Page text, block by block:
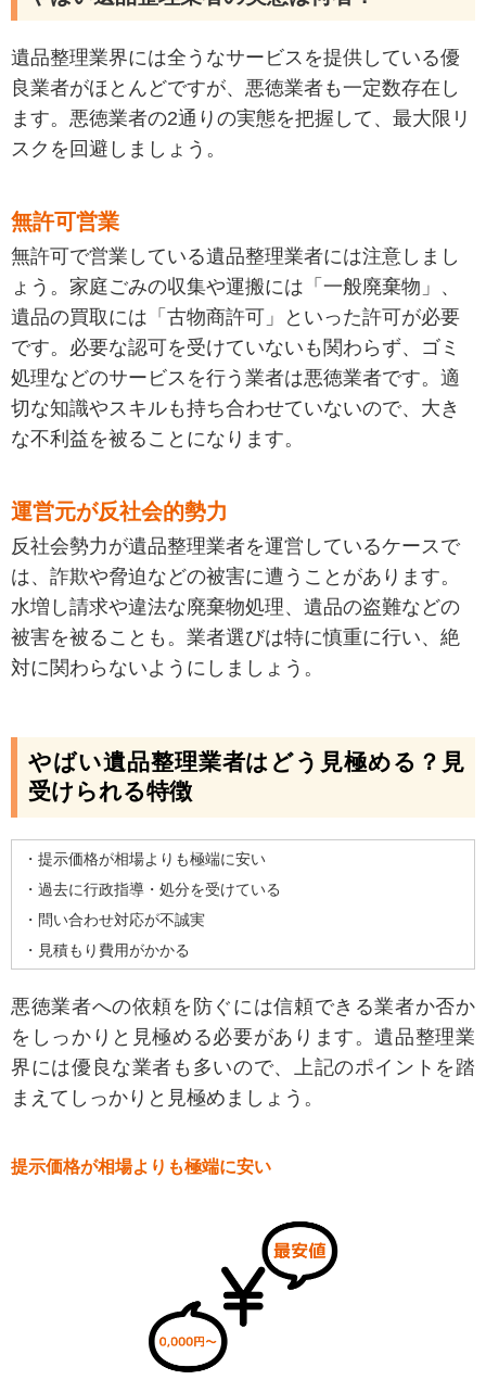
遺品整理業界には全うなサービスを提供している優
良業者がほとんどですが、悪徳業者も一定数存在し
ます。悪徳業者の2通りの実態を把握して、最大限リ
スクを回避しましょう。
無許可営業
無許可で営業している遺品整理業者には注意しまし
ょう。家庭ごみの収集や運搬には「一般廃棄物」、
遺品の買取には「古物商許可」といった許可が必要
です。必要な認可を受けていないも関わらず、ゴミ
処理などのサービスを行う業者は悪徳業者です。 適
切な知識やスキルも持ち合わせていないので、大き
な不利益を被ることになります。
運営元が反社会的勢力
反社会勢力が遺品整理業者を運営しているケースで
は、詐欺や脅迫などの被害に遭うことがあります。
水増し請求や違法な廃棄物処理、遺品の盗難などの
被害を被ることも。業者選びは特に慎重に行い、絶
対に関わらないようにしましょう。
やばい遺品整理業者はどう見極める？見
受けられる特徴
・提示価格が相場よりも極端に安い
・過去に行政指導・処分を受けている
・問い合わせ対応が不誠実
・見積もり費用がかかる
悪徳業者への依頼を防ぐには信頼できる業者か否か
をしっかりと見極める必要があります。遺品整理業
界には優良な業者も多いので、上記のポイントを踏
まえてしっかりと見極めましょう。
提示価格が相場よりも極端に安い